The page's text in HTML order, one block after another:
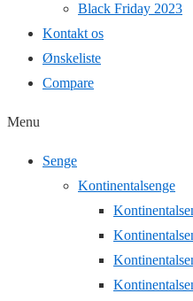
Black Friday 2023
Kontakt os
Ønskeliste
Compare
Menu
Senge
Kontinentalsenge